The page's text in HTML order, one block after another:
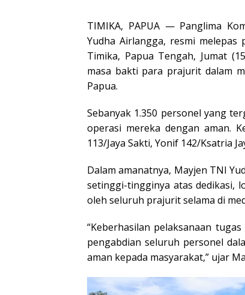
TIMIKA, PAPUA — Panglima
Yudha Airlangga, resmi
Timika, Papua Tengah, Jumat
masa bakti para prajurit dalam
Papua.
Sebanyak 1.350 personel yang
operasi mereka dengan aman.
113/Jaya Sakti, Yonif 142/Ksatria
Dalam amanatnya, Mayjen TNI
setinggi-tingginya atas dedikasi,
oleh seluruh prajurit selama di
“Keberhasilan pelaksanaan
pengabdian seluruh personel
aman kepada masyarakat,” ujar